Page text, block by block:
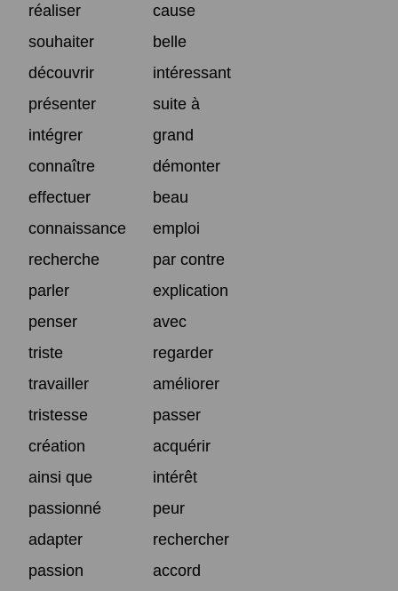
réaliser
cause
souhaiter
belle
découvrir
intéressant
présenter
suite à
intégrer
grand
connaître
démonter
effectuer
beau
connaissance
emploi
recherche
par contre
parler
explication
penser
avec
triste
regarder
travailler
améliorer
tristesse
passer
création
acquérir
ainsi que
intérêt
passionné
peur
adapter
rechercher
passion
accord